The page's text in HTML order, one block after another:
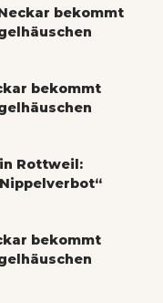
bekommt
bekommt
Rottweil:
bekommt